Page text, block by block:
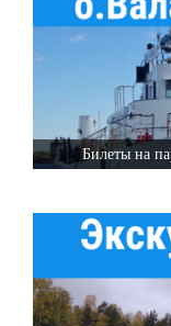
Билеты на